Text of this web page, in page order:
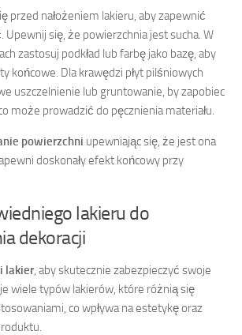
przed nałożeniem lakieru, aby zapewnić
się, że powierzchnia jest sucha. W
zastosuj podkład lub farbę jako bazę, aby
końcowe. Dla krawędzi płyt pilśniowych
uszczelnienie lub gruntowanie, by zapobiec
może prowadzić do pęcznienia materiału.
powierzchni upewniając się, że jest ona
doskonały efekt końcowy przy
lakieru do
dekoracji
lakier, aby skutecznie zabezpieczyć swoje
wiele typów lakierów, które różnią się
co wpływa na estetykę oraz